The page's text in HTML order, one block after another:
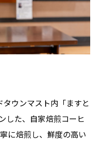
ウンマスト内「ますと
した、自家焙煎コーヒ
に焙煎し、鮮度の高い